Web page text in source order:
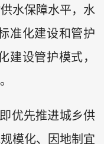
水保障水平，水
准化建设和管护
建设管护模式，
优先推进城乡供
模化、因地制宜